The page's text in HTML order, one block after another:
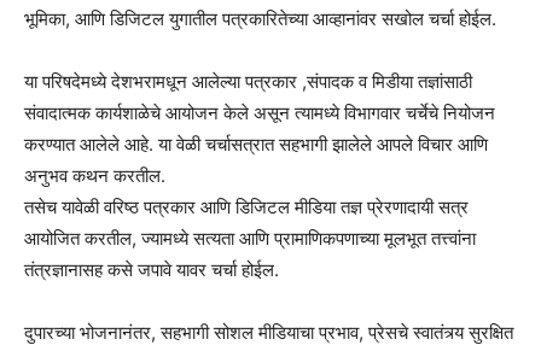
भूमिका, आणि डिजिटल युगातील पत्रकारितेच्या आव्हानांवर सखोल चर्चा होईल.
या परिषदेमध्ये देशभरामधून आलेल्या पत्रकार ,संपादक व मिडीया तज्ञांसाठी
संवादात्मक कार्यशाळेचे आयोजन केले असून त्यामध्ये विभागवार चर्चेचे नियोजन
करण्यात आलेले आहे. या वेळी चर्चासत्रात सहभागी झालेले आपले विचार आणि
अनुभव कथन करतील.
तसेच यावेळी वरिष्ठ पत्रकार आणि डिजिटल मीडिया तज्ञ प्रेरणादायी सत्र
आयोजित करतील, ज्यामध्ये सत्यता आणि प्रामाणिकपणाच्या मूलभूत तत्त्वांना
तंत्रज्ञानासह कसे जपावे यावर चर्चा होईल.
दुपारच्या भोजनानंतर, सहभागी सोशल मीडियाचा प्रभाव, प्रेसचे स्वातंत्र्य सुरक्षित